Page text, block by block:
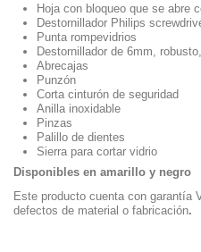
Hoja con bloqueo que se abre
Destornillador Philips
Punta rompevidrios
Destornillador de 6mm,
Abrecajas
Punzón
Corta cinturón de seguridad
Anilla inoxidable
Pinzas
Palillo de dientes
Sierra para cortar vidrio
Disponibles en amarillo y negro
Este producto cuenta con garantía
defectos de material o fabricación.